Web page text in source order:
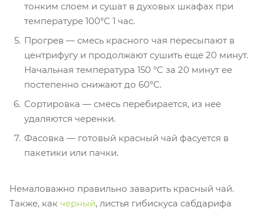
тонким слоем и сушат в духовых шкафах при
температуре 100°С 1 час.
Прогрев — смесь красного чая пересыпают в
центрифугу и продолжают сушить еще 20 минут.
Начальная температура 150 °С за 20 минут ее
постепенно снижают до 60°С.
Сортировка — смесь перебирается, из нее
удаляются черенки.
Фасовка — готовый красный чай фасуется в
пакетики или пачки.
Немаловажно правильно заварить красный чай.
Также, как черный, листья гибискуса сабдарифа